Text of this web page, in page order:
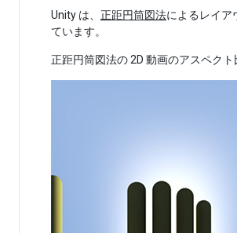
Unity は、 正距円筒図法によるレイア
ています。
正距円筒図法の 2D 動画のアスペク